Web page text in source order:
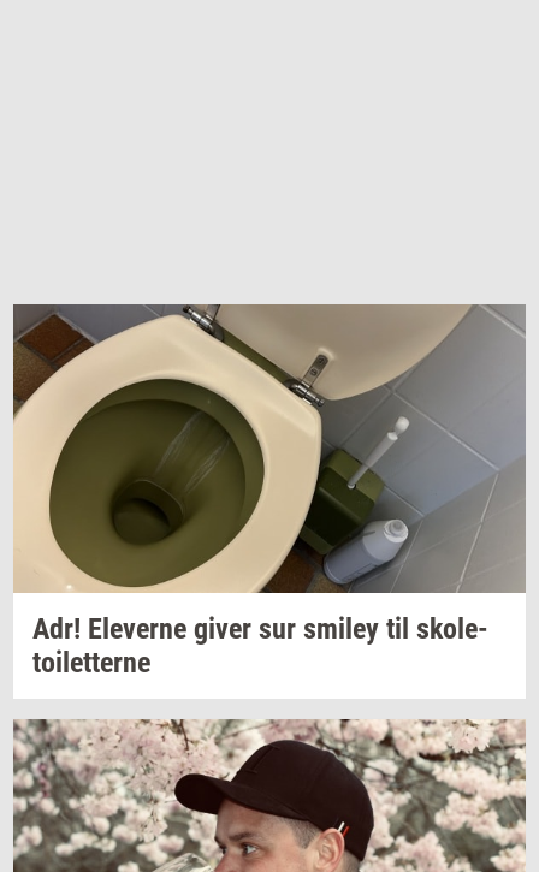
Adr! Ele­ver­ne giver sur smiley til sko­le­
toilet­ter­ne